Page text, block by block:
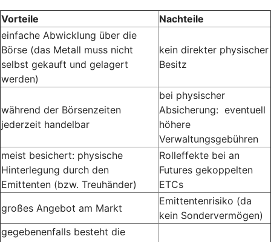
Vorteile
Nachteile
einfache Abwicklung über die
Börse (das Metall muss nicht
selbst gekauft und gelagert
werden)
kein direkter physischer
Besitz
während der Börsenzeiten
jederzeit handelbar
bei physischer
Absicherung: eventuell
höhere
Verwaltungsgebühren
meist besichert: physische
Hinterlegung durch den
Emittenten (bzw. Treuhänder)
Rolleffekte bei an
Futures gekoppelten
ETCs
großes Angebot am Markt
Emittentenrisiko (da
kein Sondervermögen)
gegebenenfalls besteht die